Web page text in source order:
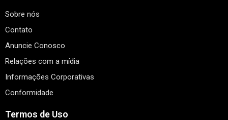
Sobre nós
Contato
Anuncie Conosco
Relações com a mídia
Informações Corporativas
Conformidade
Termos de Uso